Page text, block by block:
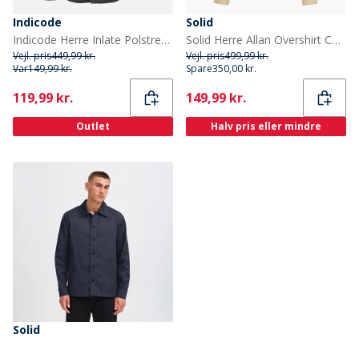
Indicode
Indicode Herre Inlate Polstret Overtrøje Castor Gray
Vejl. pris449,99 kr.
Var149,99 kr.
Current
119,99 kr.
Outlet
Solid
Solid Herre Allan Overshirt Curds & Whey
Vejl. pris499,99 kr.
Spare350,00 kr.
Current
149,99 kr.
Halv pris eller mindre
Solid